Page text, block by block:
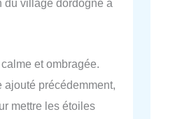
du village dordogne a
et ombragée.
ajouté précédemment,
mettre les étoiles